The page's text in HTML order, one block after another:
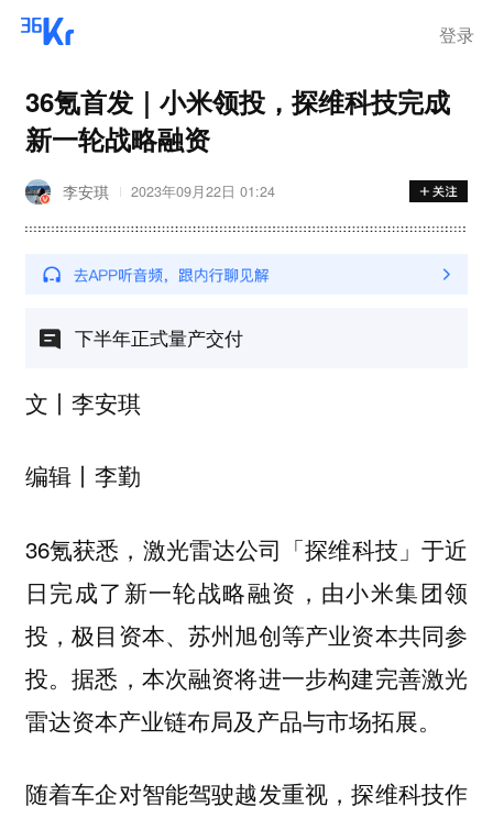
登录
36氪首发｜小米领投，探维科技完成
新一轮战略融资
李安琪 2023年09月22日 01:24
下半年正式量产交付
文丨李安琪
编辑丨李勤
36氪获悉，激光雷达公司「探维科技」于近
日完成了新一轮战略融资，由小米集团领
投，极目资本、苏州旭创等产业资本共同参
投。据悉，本次融资将进一步构建完善激光
雷达资本产业链布局及产品与市场拓展。
随着车企对智能驾驶越发重视，探维科技作